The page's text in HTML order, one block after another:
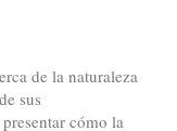
de la naturaleza
sus
cómo la